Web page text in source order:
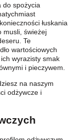
do spożycia
łuskania
musli, świeżej
Te
wartościowych
ich wyrazisty smak
i pieczywem.
na naszym
odżywcze i